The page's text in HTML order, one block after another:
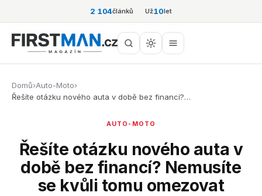
2 104článků Už10let
Domů›Auto-Moto›
Řešíte otázku nového auta v době bez financí?…
AUTO-MOTO
Řešíte otázku nového auta v
době bez financí? Nemusíte
se kvůli tomu omezovat